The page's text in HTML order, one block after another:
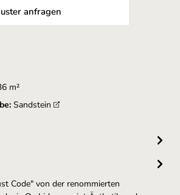
anfragen
m²
Sandstein
Code" von der renommierten